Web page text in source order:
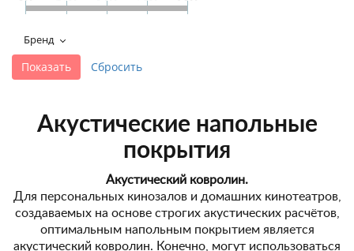
+7 495-951-3646
Бренд
Акустические напольные
покрытия
Акустический ковролин.
Для персональных кинозалов и домашних кинотеатров,
создаваемых на основе строгих акустических расчётов,
оптимальным напольным покрытием является
акустический ковролин. Конечно, могут использоваться